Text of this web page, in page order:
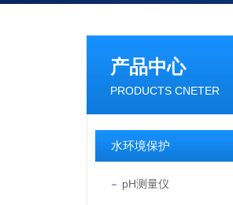
产品中心
PRODUCTS CNETER
水环境保护
pH测量仪